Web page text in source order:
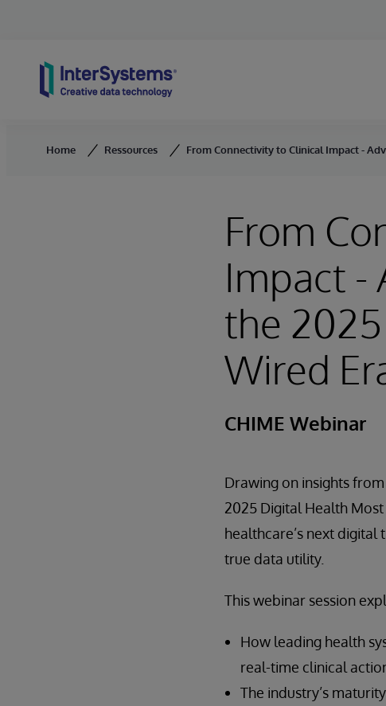
Home Ressources From Connectivity to Clinical Impact -
From
Impact -
the
Wired
CHIME Webinar
Drawing on insights
2025 Digital Health
healthcare’s next
true data utility.
This webinar session
How leading health
real-time clinical
The industry’s